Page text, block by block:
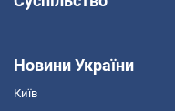
Новини України
Київ